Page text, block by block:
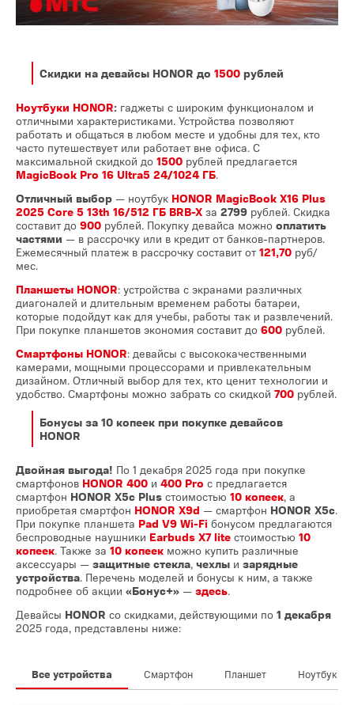
Скидки на девайсы HONOR до 1500 рублей
Ноутбуки HONOR: гаджеты с широким функционалом и
отличными характеристиками. Устройства позволяют
работать и общаться в любом месте и удобны для тех, кто
часто путешествует или работает вне офиса. С
максимальной скидкой до 1500 рублей предлагается
MagicBook Pro 16 Ultra5 24/1024 ГБ.
Отличный выбор — ноутбук HONOR MagicBook X16 Plus
2025 Core 5 13th 16/512 ГБ BRB-X за 2799 рублей. Скидка
составит до 900 рублей. Покупку девайса можно оплатить
частями — в рассрочку или в кредит от банков-партнеров.
Ежемесячный платеж в рассрочку составит от 121,70 руб/
мес.
Планшеты HONOR: устройства с экранами различных
диагоналей и длительным временем работы батареи,
которые подойдут как для учебы, работы так и развлечений.
При покупке планшетов экономия составит до 600 рублей.
Смартфоны HONOR: девайсы с высококачественными
камерами, мощными процессорами и привлекательным
дизайном. Отличный выбор для тех, кто ценит технологии и
удобство. Смартфоны можно забрать со скидкой 700 рублей.
Бонусы за 10 копеек при покупке девайсов
HONOR
Двойная выгода! По 1 декабря 2025 года при покупке
смартфонов HONOR 400 и 400 Pro с предлагается
смартфон HONOR X5c Plus стоимостью 10 копеек, а
приобретая смартфон HONOR X9d — смартфон HONOR X5c.
При покупке планшета Pad V9 Wi-Fi бонусом предлагаются
беспроводные наушники Earbuds X7 lite стоимостью 10
копеек. Также за 10 копеек можно купить различные
аксессуары — защитные стекла, чехлы и зарядные
устройства. Перечень моделей и бонусы к ним, а также
подробнее об акции «Бонус+» — здесь.
Девайсы HONOR со скидками, действующими по 1 декабря
2025 года, представлены ниже:
Все устройства Смартфон Планшет Ноутбук